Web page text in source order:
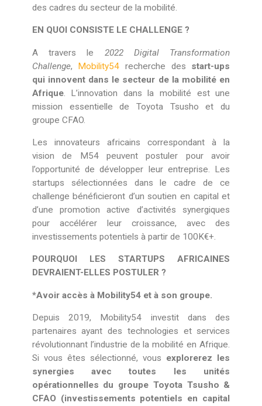
des cadres du secteur de la mobilité.
EN QUOI CONSISTE LE CHALLENGE ?
A travers le 2022 Digital Transformation
Challenge, Mobility54 recherche des start-ups
qui innovent dans le secteur de la mobilité en
Afrique. L’innovation dans la mobilité est une
mission essentielle de Toyota Tsusho et du
groupe CFAO.
Les innovateurs africains correspondant à la
vision de M54 peuvent postuler pour avoir
l’opportunité de développer leur entreprise. Les
startups sélectionnées dans le cadre de ce
challenge bénéficieront d’un soutien en capital et
d’une promotion active d’activités synergiques
pour accélérer leur croissance, avec des
investissements potentiels à partir de 100K€+.
POURQUOI LES STARTUPS AFRICAINES
DEVRAIENT-ELLES POSTULER ?
*Avoir accès à Mobility54 et à son groupe.
Depuis 2019, Mobility54 investit dans des
partenaires ayant des technologies et services
révolutionnant l’industrie de la mobilité en Afrique.
Si vous êtes sélectionné, vous explorerez les
synergies avec toutes les unités
opérationnelles du groupe Toyota Tsusho &
CFAO (investissements potentiels en capital